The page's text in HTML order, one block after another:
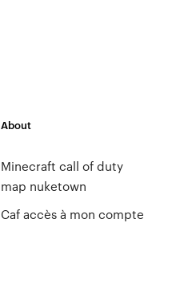
About
Minecraft call of duty
map nuketown
Caf accès à mon compte